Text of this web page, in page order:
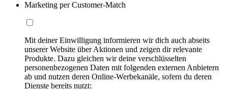
Marketing per Customer-Match
Mit deiner Einwilligung informieren wir dich auch abseits
unserer Website über Aktionen und zeigen dir relevante
Produkte. Dazu gleichen wir deine verschlüsselten
personenbezogenen Daten mit folgenden externen Anbietern
ab und nutzen deren Online-Werbekanäle, sofern du deren
Dienste bereits nutzt: